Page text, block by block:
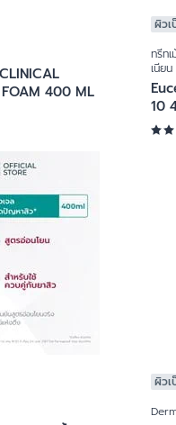
FOAM 400 ML
ผิว
ทรีท
เนียน
10
ผิว